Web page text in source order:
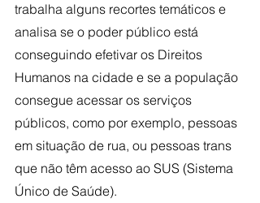
trabalha alguns recortes temáticos e
analisa se o poder público está
conseguindo efetivar os Direitos
Humanos na cidade e se a população
consegue acessar os serviços
públicos, como por exemplo, pessoas
em situação de rua, ou pessoas trans
que não têm acesso ao SUS (Sistema
Único de Saúde).